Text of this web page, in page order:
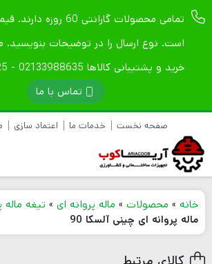
تمامی محصولات گارانتی 60
است. نوع ارسال را در توضیحات بنویسید.
خرید و پشتیبانی کالاها 02133988635 - 09125079825
تماس با ما
صفحه نخست خدمات ما اعتماد سازی
خانه » محصولات » ماله پروانه ای » تیغه ماله
ماله پروانه ای چینی آلسکا 90